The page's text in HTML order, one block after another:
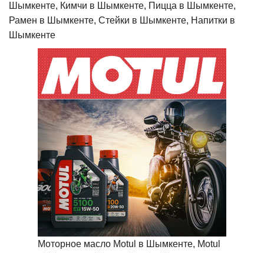
Шымкенте, Кимчи в Шымкенте, Пицца в Шымкенте,
Рамен в Шымкенте, Стейки в Шымкенте, Напитки в
Шымкенте
Моторное масло Motul в Шымкенте, Motul